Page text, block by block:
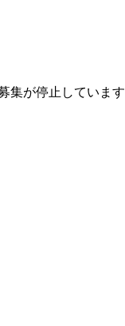
集が停止しています